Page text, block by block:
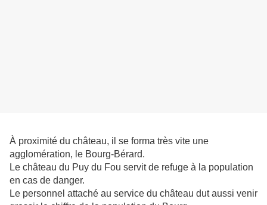
À proximité du château, il se forma très vite une
agglomération, le Bourg-Bérard.
Le château du Puy du Fou servit de refuge à la population
en cas de danger.
Le personnel attaché au service du château dut aussi venir